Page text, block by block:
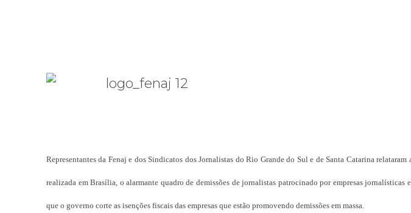
Representantes da Fenaj e dos Sindicatos dos Jornalistas do Rio Grande do Sul e de Santa Catarina
realizada em Brasília, o alarmante quadro de demissões de jornalistas patrocinado por empresas
que o governo corte as isenções fiscais das empresas que estão promovendo demissões em massa.